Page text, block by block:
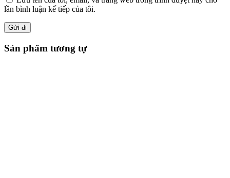
lần bình luận kế tiếp của tôi.
Sản phẩm tương tự